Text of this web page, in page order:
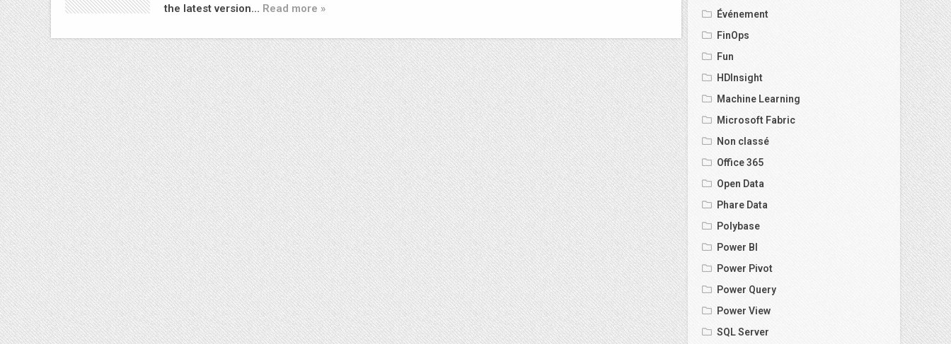
the latest version… Read more »
Événement
FinOps
Fun
HDInsight
Machine Learning
Microsoft Fabric
Non classé
Office 365
Open Data
Phare Data
Polybase
Power BI
Power Pivot
Power Query
Power View
SQL Server